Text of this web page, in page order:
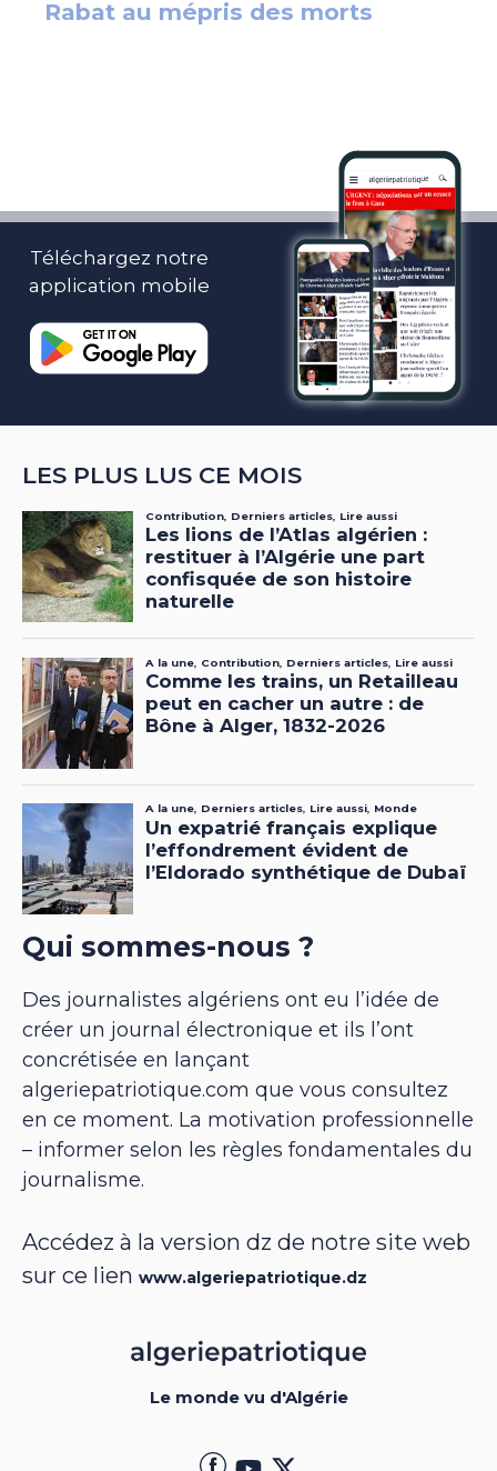
Téléchargez notre
application mobile
LES PLUS LUS CE MOIS
Qui sommes-nous ?
Des journalistes algériens ont eu l’idée de
créer un journal électronique et ils l’ont
concrétisée en lançant
algeriepatriotique.com que vous consultez
en ce moment. La motivation professionnelle
– informer selon les règles fondamentales du
journalisme.
Accédez à la version dz de notre site web
sur ce lien www.algeriepatriotique.dz
Le monde vu d'Algérie